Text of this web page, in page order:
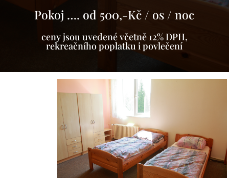
Pokoj …. od 500,-Kč / os / noc
ceny jsou uvedené včetně 12% DPH,
rekreačního poplatku i povlečení